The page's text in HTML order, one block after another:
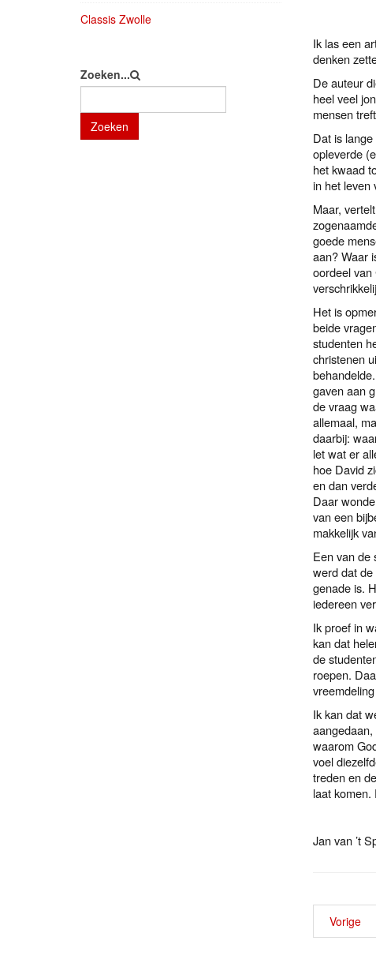
Ik las een
denken
De auteur
heel veel
mensen
Dat is
opleverde
het kwaad
in het leven
Maar,
goede
aan? Waar
oordeel
Het is
beide
studenten
christenen
gaven aan
de vraag
allemaal,
daarbij:
let wat er
hoe David
en dan
Daar
van een
makkelijk
Een van de
werd dat
genade is.
iedereen
Ik proef in
kan dat
de
roepen.
Ik kan dat
waarom
voel
treden en
laat komen.
Jan van ’t
Vorige
Classis Zwolle
Zoeken...
Zoeken